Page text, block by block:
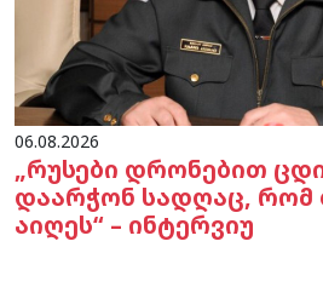
06.08.2026
„რუსები დრონებით
დაარჭონ სადღაც,
აიღეს“ – ინტერვიუ